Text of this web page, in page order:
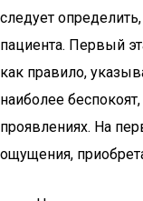
следует
пациента. Первый
как правило,
наиболее
проявлениях. На
ощущения,